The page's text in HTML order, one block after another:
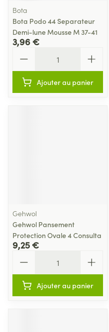
Bota
Bota Podo 44 Separateur
Demi-lune Mousse M 37-41
3,96 €
Ajouter au panier
Gehwol
Gehwol Pansement
Protection Ovale 4 Consulta
9,25 €
Ajouter au panier